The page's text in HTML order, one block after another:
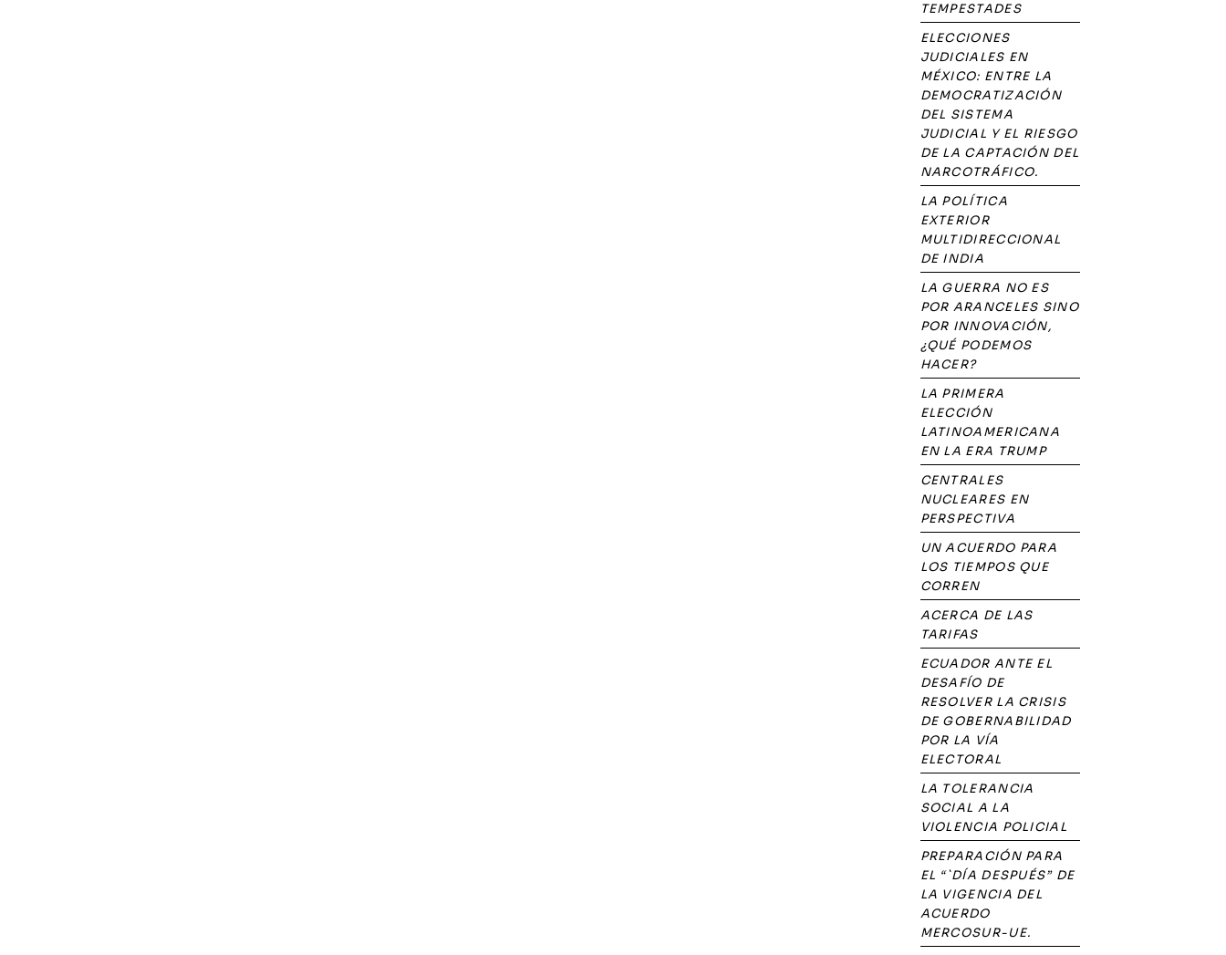
TEMPESTADES
ELECCIONES
JUDICIALES EN
MÉXICO: ENTRE LA
DEMOCRATIZACIÓN
DEL SISTEMA
JUDICIAL Y EL RIESGO
DE LA CAPTACIÓN DEL
NARCOTRÁFICO.
LA POLÍTICA
EXTERIOR
MULTIDIRECCIONAL
DE INDIA
LA GUERRA NO ES
POR ARANCELES SINO
POR INNOVACIÓN,
¿QUÉ PODEMOS
HACER?
LA PRIMERA
ELECCIÓN
LATINOAMERICANA
EN LA ERA TRUMP
CENTRALES
NUCLEARES EN
PERSPECTIVA
UN ACUERDO PARA
LOS TIEMPOS QUE
CORREN
ACERCA DE LAS
TARIFAS
ECUADOR ANTE EL
DESAFÍO DE
RESOLVER LA CRISIS
DE GOBERNABILIDAD
POR LA VÍA
ELECTORAL
LA TOLERANCIA
SOCIAL A LA
VIOLENCIA POLICIAL
PREPARACIÓN PARA
EL “`DÍA DESPUÉS” DE
LA VIGENCIA DEL
ACUERDO
MERCOSUR-UE.